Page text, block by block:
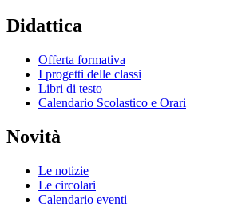
Didattica
Offerta formativa
I progetti delle classi
Libri di testo
Calendario Scolastico e Orari
Novità
Le notizie
Le circolari
Calendario eventi